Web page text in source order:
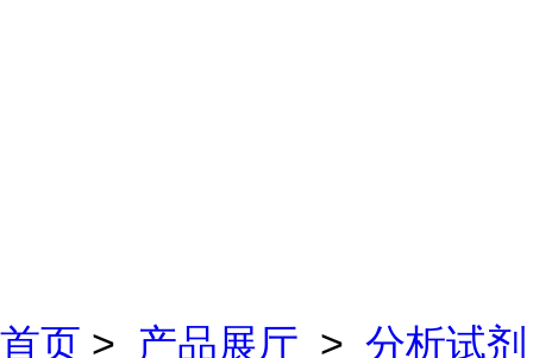
首页 > 产品展厅 > 分析试剂